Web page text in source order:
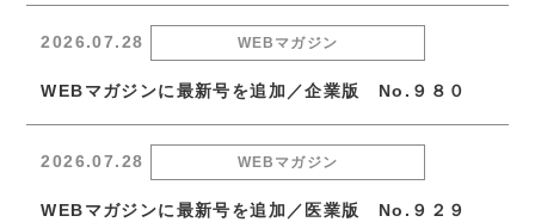
2026.07.28 WEBマガジン
WEBマガジンに最新号を追加／企業版 No.９８０
2026.07.28 WEBマガジン
WEBマガジンに最新号を追加／医業版 No.９２９